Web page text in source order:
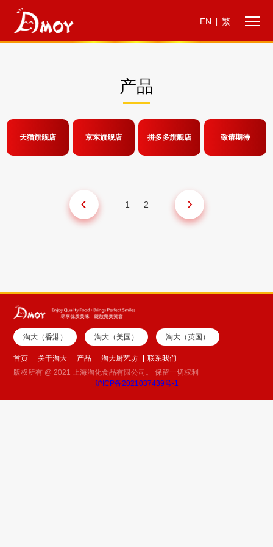
EN 繁
产品
天猫旗舰店 京东旗舰店 拼多多旗舰店 敬请期待
1 2
淘大（香港） 淘大（美国） 淘大（英国）
首页 关于淘大 产品 淘大厨艺坊
联系我们
版权所有 @ 2021 上海淘化食品有限公司。 保留一切权利
沪ICP备2021037439号-1